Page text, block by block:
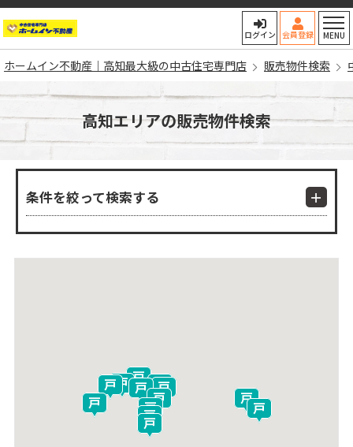
ホームイン不動産｜高知最大
ログイン 会員登録 MENU
ホームイン不動産｜高知最大級の中古住宅専門店 販売物件検索
高知エリアの販売物件検索
条件を絞って検索する